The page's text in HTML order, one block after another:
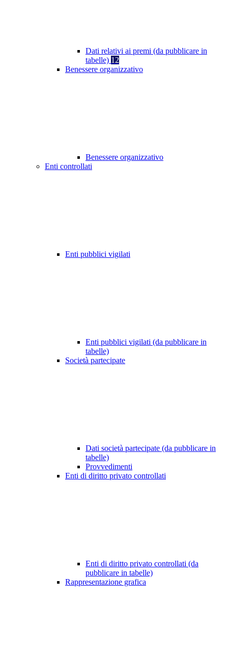
Dati relativi ai premi (da pubblicare in
tabelle) 12
Benessere organizzativo
Benessere organizzativo
Enti controllati
Enti pubblici vigilati
Enti pubblici vigilati (da pubblicare in
tabelle)
Società partecipate
Dati società partecipate (da pubblicare in
tabelle)
Provvedimenti
Enti di diritto privato controllati
Enti di diritto privato controllati (da
pubblicare in tabelle)
Rappresentazione grafica